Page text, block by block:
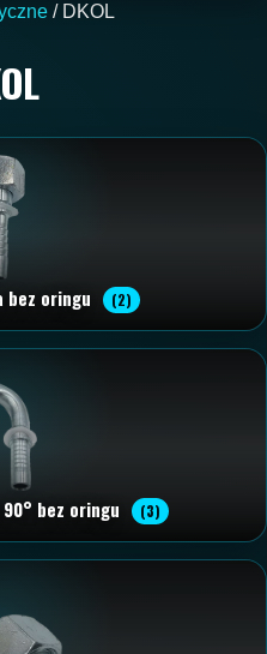
/ DKOL
bez oringu (2)
bez oringu (3)